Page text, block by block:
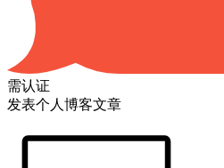
需认证
发表个人博客文章